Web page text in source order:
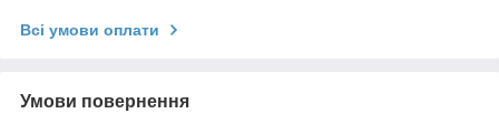
Всі умови оплати
Умови повернення